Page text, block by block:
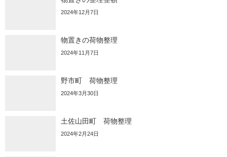
2024年12月7日
物置きの荷物整理
2024年11月7日
野市町 荷物整理
2024年3月30日
土佐山田町 荷物整理
2024年2月24日